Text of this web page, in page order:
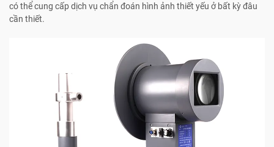
có thể cung cấp dịch vụ chẩn đoán hình ảnh thiết yếu ở bất kỳ đâu
cần thiết.